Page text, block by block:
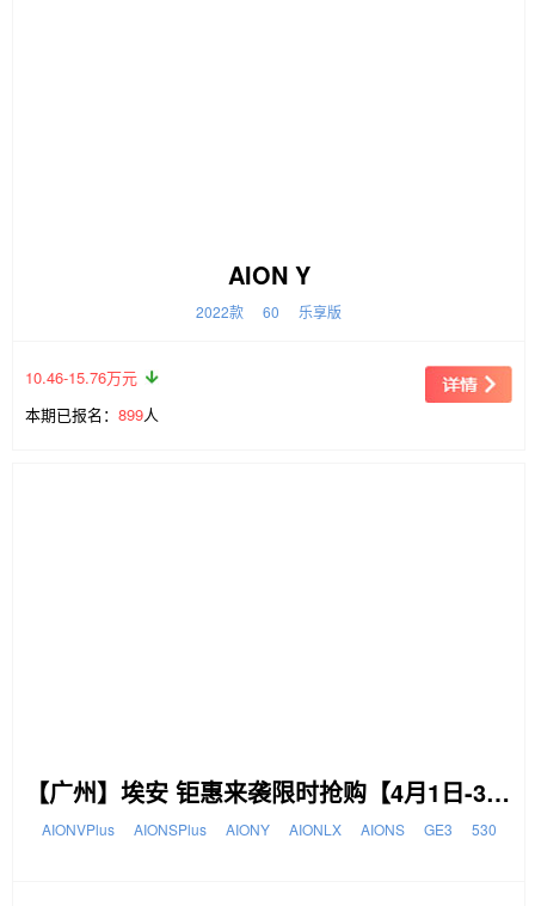
AION Y
2022款 60 乐享版
10.46-15.76万元
本期已报名： 899人
【广州】埃安 钜惠来袭限时抢购【4月1日-30日】
AIONVPlus AIONSPlus AIONY AIONLX AIONS GE3 530